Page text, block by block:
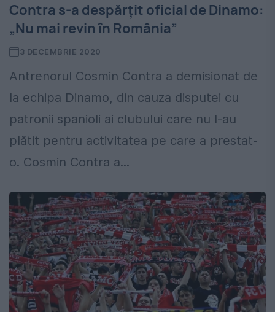
Contra s-a despărțit oficial de Dinamo:
„Nu mai revin în România”
3 DECEMBRIE 2020
Antrenorul Cosmin Contra a demisionat de
la echipa Dinamo, din cauza disputei cu
patronii spanioli ai clubului care nu l-au
plătit pentru activitatea pe care a prestat-
o. Cosmin Contra a...